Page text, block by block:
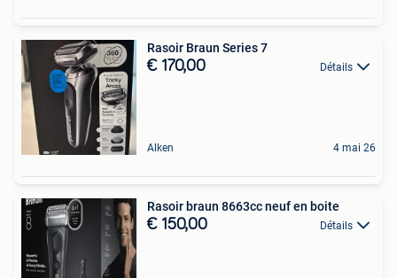
Rasoir Braun Series 7
€ 170,00 Détails
Alken 4 mai 26
Rasoir braun 8663cc neuf en boite
€ 150,00 Détails